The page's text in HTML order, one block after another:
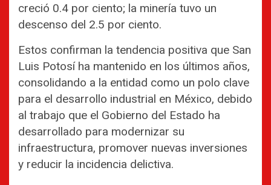
creció 0.4 por ciento; la minería tuvo un
descenso del 2.5 por ciento.
Estos confirman la tendencia positiva que San
Luis Potosí ha mantenido en los últimos años,
consolidando a la entidad como un polo clave
para el desarrollo industrial en México, debido
al trabajo que el Gobierno del Estado ha
desarrollado para modernizar su
infraestructura, promover nuevas inversiones
y reducir la incidencia delictiva.